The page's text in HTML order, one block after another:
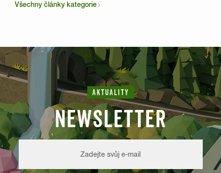
papírové do kontejneru na papír.
BUBLINKOVÁ FÓLIE
Kontejner na plasty.
Všechny články kategorie
AKTUALITY
NEWSLETTER